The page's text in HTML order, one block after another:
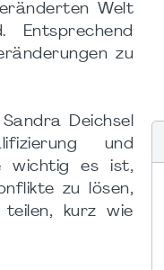
Welt
zu
Deichsel
und
wichtig es ist,
zu lösen,
teilen, kurz wie